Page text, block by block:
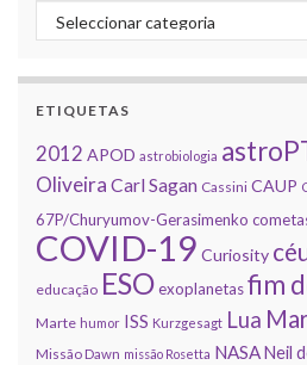
Categorias
ETIQUETAS
2012 APOD astrobiologia
Oliveira Carl Sagan Cassini CAUP
67P/Churyumov-Gerasimenko
COVID-19 Curiosity
educação ESOexoplanetasfim
Marte humor ISS Kurzgesagt Lua
Missão Dawn missão Rosetta NASANeil